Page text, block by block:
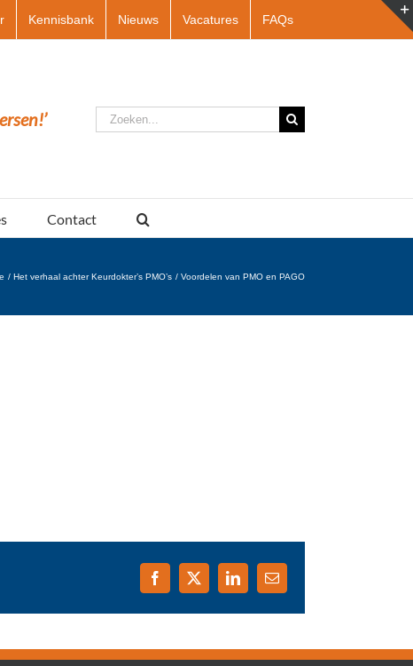
Kennisbank Nieuws Vacatures FAQs
Zoeken
naar:
Contact
Het verhaal achter Keurdokter’s PMO’s Voordelen van PMO en PAGO
Facebook
X LinkedIn
E-
mail